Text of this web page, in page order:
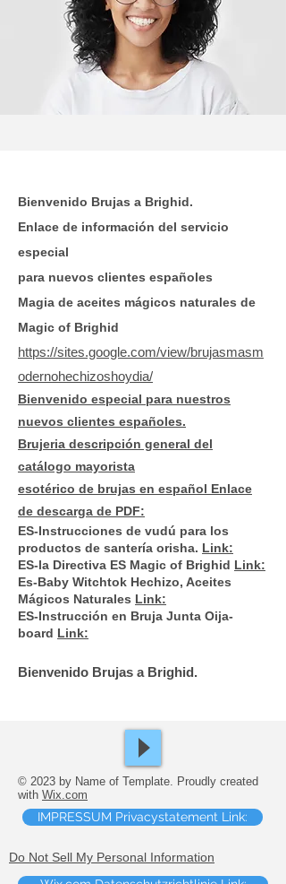
Bienvenido Brujas a Brighid.
Enlace de información del servicio
especial
para nuevos clientes españoles
Magia de aceites mágicos naturales de
Magic of Brighid
https://sites.google.com/view/brujasmasm
odernohechizoshoydia/
Bienvenido especial para nuestros
nuevos clientes españoles.
Brujeria descripción general del
catálogo mayorista
esotérico de brujas en español Enlace
de descarga de PDF:
ES-Instrucciones de vudú para los
productos de santería orisha. Link:
ES-la Directiva ES Magic of Brighid Link:
Es-Baby Witchtok Hechizo, Aceites
Mágicos Naturales Link:
ES-Instrucción en Bruja Junta Oija-
board Link:
Bienvenido Brujas a Brighid.
© 2023 by Name of Template. Proudly created
with Wix.com
IMPRESSUM Privacystatement Link:
Do Not Sell My Personal Information